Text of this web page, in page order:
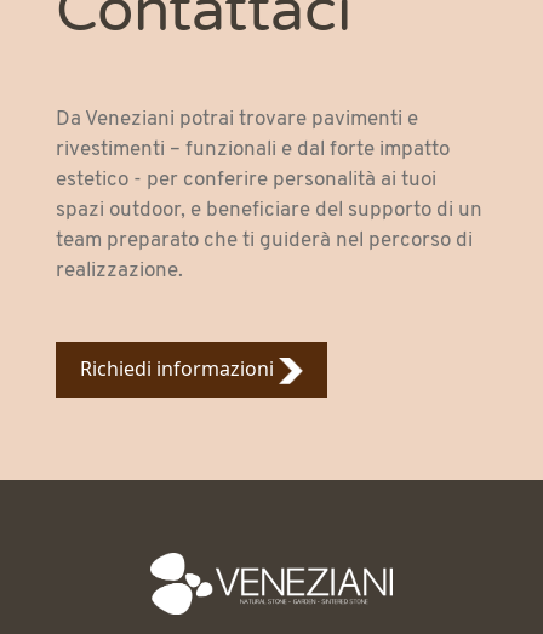
Contattaci
Da Veneziani potrai trovare pavimenti e
rivestimenti – funzionali e dal forte impatto
estetico - per conferire personalità ai tuoi
spazi outdoor, e beneficiare del supporto di un
team preparato che ti guiderà nel percorso di
realizzazione.
Richiedi informazioni